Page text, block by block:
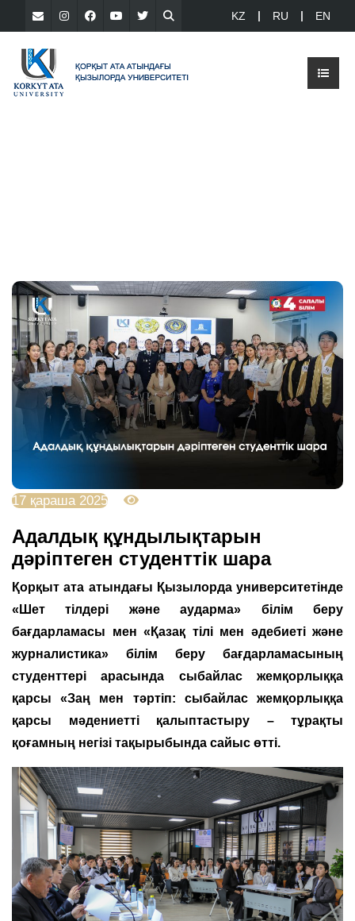
KZ RU EN
17 қараша 2025
Адалдық құндылықтарын
дәріптеген студенттік шара
Қорқыт ата атындағы Қызылорда университетінде
«Шет тілдері және аударма» білім беру
бағдарламасы мен «Қазақ тілі мен әдебиеті және
журналистика» білім беру бағдарламасының
студенттері арасында сыбайлас жемқорлыққа
қарсы «Заң мен тәртіп: сыбайлас жемқорлыққа
қарсы мәдениетті қалыптастыру – тұрақты
қоғамның негізі тақырыбында сайыс өтті.